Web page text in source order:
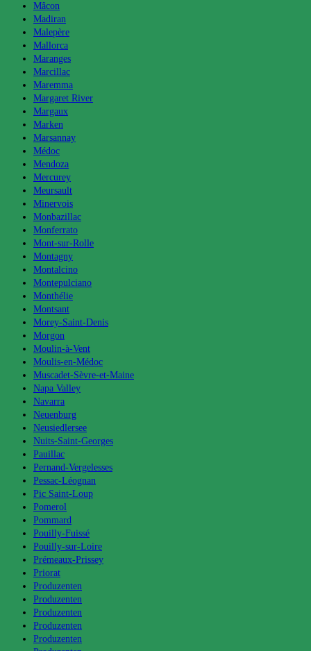
Mâcon
Madiran
Malepère
Mallorca
Maranges
Marcillac
Maremma
Margaret River
Margaux
Marken
Marsannay
Médoc
Mendoza
Mercurey
Meursault
Minervois
Monbazillac
Monferrato
Mont-sur-Rolle
Montagny
Montalcino
Montepulciano
Monthélie
Montsant
Morey-Saint-Denis
Morgon
Moulin-à-Vent
Moulis-en-Médoc
Muscadet-Sèvre-et-Maine
Napa Valley
Navarra
Neuenburg
Neusiedlersee
Nuits-Saint-Georges
Pauillac
Pernand-Vergelesses
Pessac-Léognan
Pic Saint-Loup
Pomerol
Pommard
Pouilly-Fuissé
Pouilly-sur-Loire
Prémeaux-Prissey
Priorat
Produzenten
Produzenten
Produzenten
Produzenten
Produzenten